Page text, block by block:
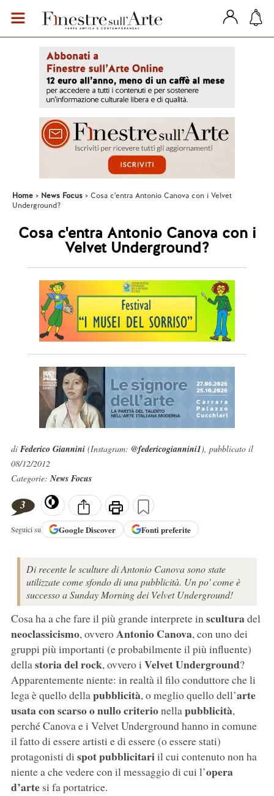
Home News Focus
Cosa c'entra Antonio Canova con i Velvet
Underground?
Cosa c'entra Antonio Canova con i
Velvet Underground?
di Federico Giannini(Instagram: @federicogiannini1), pubblicato il
08/12/2012
Categorie:News Focus
3
Seguici su GoogleDiscover Fonti preferite
Di recente le sculture di Antonio Canova sono state
utilizzate come sfondo di una pubblicità. Un po' come è
successo a Sunday Morning dei Velvet Underground!
Cosa ha a che fare il più grande interprete insculturadel
neoclassicismo, ovveroAntonio Canova, con uno dei
gruppi più importanti (e probabilmente il più influente)
dellastoria del rock, ovvero i Velvet Underground?
Apparentemente niente: in realtà il filo conduttore che li
lega è quello dellapubblicità, o meglio quello dell’arte
usata con scarso o nullo criterionellapubblicità,
perché Canova e i Velvet Underground hanno in comune
il fatto di essere artisti e di essere (o essere stati)
protagonisti di spot pubblicitariil cui contenuto non ha
niente a che vedere con il messaggio di cui l’opera
d’artesi fa portatrice.